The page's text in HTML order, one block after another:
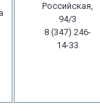
Российская,
94/3
8 (347) 246-
14-33